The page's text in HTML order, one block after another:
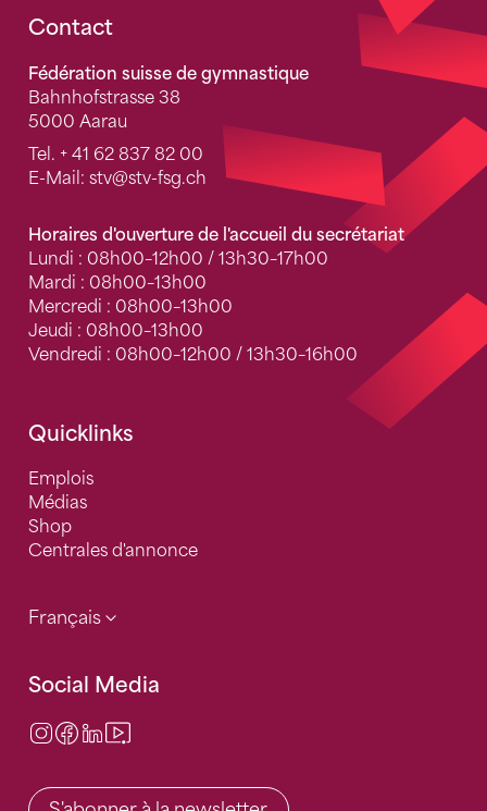
Fusszeile
Contact
Fédération suisse de gymnastique
Bahnhofstrasse 38
5000 Aarau
Tel. + 41 62 837 82 00
E-Mail: stv@stv-fsg.ch
Horaires d'ouverture de l'accueil du secrétariat
Lundi : 08h00–12h00 / 13h30–17h00
Mardi : 08h00–13h00
Mercredi : 08h00–13h00
Jeudi : 08h00–13h00
Vendredi : 08h00–12h00 / 13h30–16h00
Quicklinks
Emplois
Médias
Shop
Centrales d'annonce
Français
Social Media
Instagram
Facebook
LinkedIn